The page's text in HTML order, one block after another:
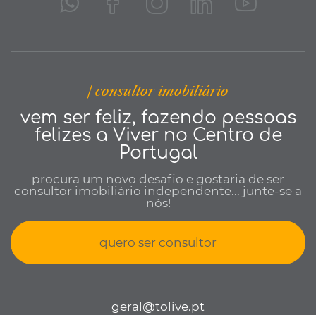
| consultor imobiliário
vem ser feliz, fazendo pessoas
felizes a Viver no Centro de
Portugal
procura um novo desafio e gostaria de ser
consultor imobiliário independente... junte-se a
nós!
quero ser consultor
geral@tolive.pt